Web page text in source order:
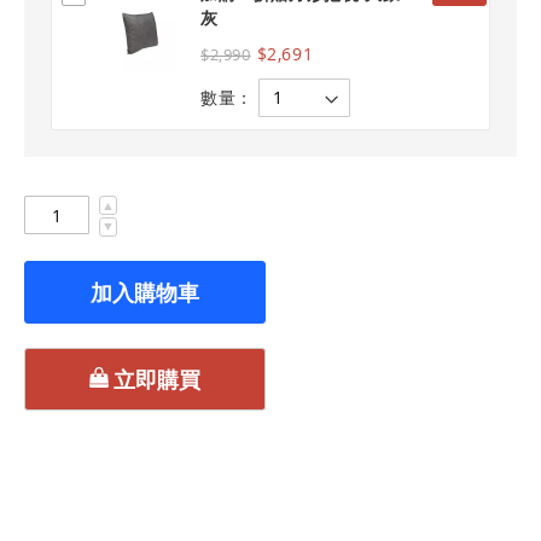
灰
$2,990 $2,691
數量：
▲
▼
加入購物車
立即購買